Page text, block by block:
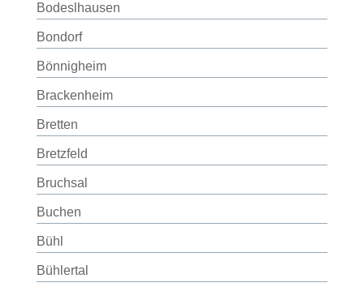
Bodeslhausen
Bondorf
Bönnigheim
Brackenheim
Bretten
Bretzfeld
Bruchsal
Buchen
Bühl
Bühlertal